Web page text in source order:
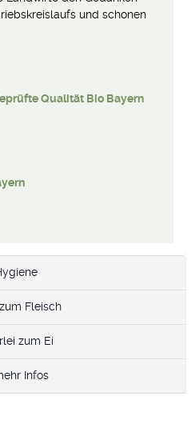
und schonen
Qualität Bio Bayern
Fleisch
zum Ei
Infos